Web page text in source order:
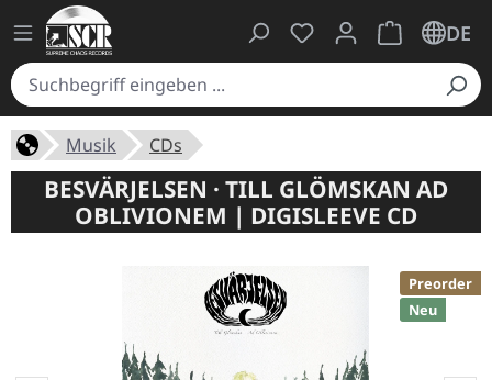
Du hast 0 Produkte
Warenkorb
DE
Musik CDs
BESVÄRJELSEN · TILL GLÖMSKAN AD
OBLIVIONEM | DIGISLEEVE CD
Preorder
Neu